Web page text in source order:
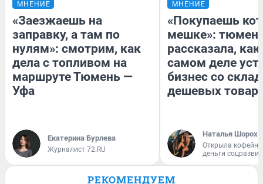
МНЕНИЕ
«Заезжаешь на
заправку, а там по
нулям»: смотрим, как
дела с топливом на
маршруте Тюмень —
Уфа
Екатерина Бурлева
Журналист 72.RU
МНЕНИЕ
«Покупаешь
мешке»:
рассказала, как
самом деле
бизнес со
дешевых
Наталья
Открыла
деньги
РЕКОМЕНДУЕМ